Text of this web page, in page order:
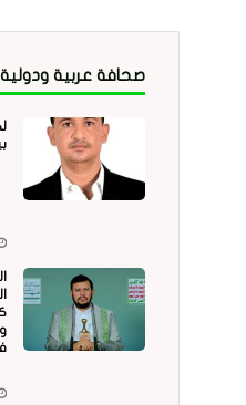
صحافة عربية ودولية